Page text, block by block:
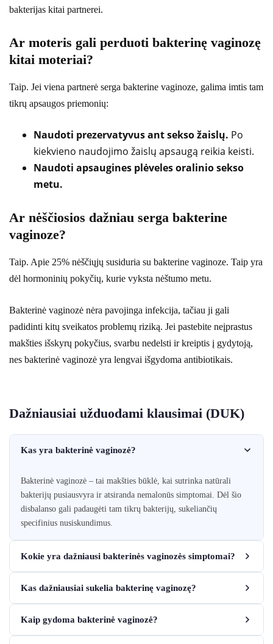
bakterijas kitai partnerei.
Ar moteris gali perduoti bakterinę vaginozę
kitai moteriai?
Taip. Jei viena partnerė serga bakterine vaginoze, galima imtis tam
tikrų apsaugos priemonių:
Naudoti prezervatyvus ant sekso žaislų. Po
kiekvieno naudojimo žaislų apsaugą reikia keisti.
Naudoti apsaugines plėveles oralinio sekso
metu.
Ar nėščiosios dažniau serga bakterine
vaginoze?
Taip. Apie 25% nėščiųjų susiduria su bakterine vaginoze. Taip yra
dėl hormoninių pokyčių, kurie vyksta nėštumo metu.
Bakterinė vaginozė nėra pavojinga infekcija, tačiau ji gali
padidinti kitų sveikatos problemų riziką. Jei pastebite neįprastus
makšties išskyrų pokyčius, svarbu nedelsti ir kreiptis į gydytoją,
nes bakterinė vaginozė yra lengvai išgydoma antibiotikais.
Dažniausiai užduodami klausimai (DUK)
Kas yra bakterinė vaginozė?
Bakterinė vaginozė – tai makšties būklė, kai sutrinka natūrali
bakterijų pusiausvyra ir atsiranda nemalonūs simptomai. Dėl šio
disbalanso gali padaugėti tam tikrų bakterijų, sukeliančių
specifinius nusiskundimus.
Kokie yra dažniausi bakterinės vaginozės simptomai?
Kas dažniausiai sukelia bakterinę vaginozę?
Kaip gydoma bakterinė vaginozė?